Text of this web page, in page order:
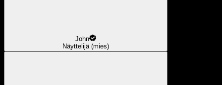
John
Näyttelijä (mies)